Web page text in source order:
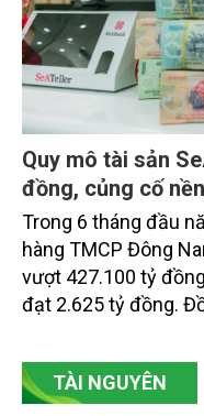
Quy mô tài sản
đồng, củng cố
Trong 6 tháng đầu
hàng TMCP Đông
vượt 427.100 tỷ
đạt 2.625 tỷ đồng.
SeABank tiếp tục
rộng tín dụng, củng
TÀI NGUYÊN